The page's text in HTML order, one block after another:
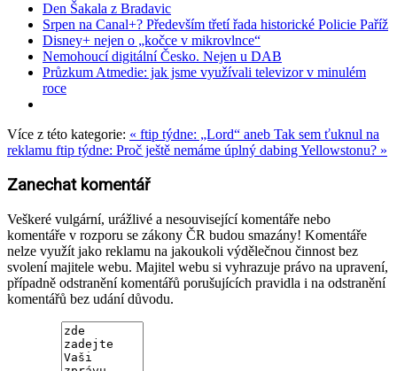
Den Šakala z Bradavic
Srpen na Canal+? Především třetí řada historické Policie Paříž
Disney+ nejen o „kočce v mikrovlnce“
Nemohoucí digitální Česko. Nejen u DAB
Průzkum Atmedie: jak jsme využívali televizor v minulém
roce
Více z této kategorie: « ftip týdne: „Lord“ aneb Tak sem ťuknul na
reklamu ftip týdne: Proč ještě nemáme úplný dabing Yellowstonu? »
Zanechat komentář
Veškeré vulgární, urážlivé a nesouvisející komentáře nebo
komentáře v rozporu se zákony ČR budou smazány! Komentáře
nelze využít jako reklamu na jakoukoli výdělečnou činnost bez
svolení majitele webu. Majitel webu si vyhrazuje právo na upravení,
případně odstranění komentářů porušujících pravidla i na odstranění
komentářů bez udání důvodu.